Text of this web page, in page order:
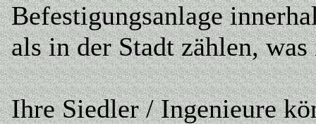
Befestigungsanlage
als in der Stadt zählen,
Ihre Siedler / Ingenieure